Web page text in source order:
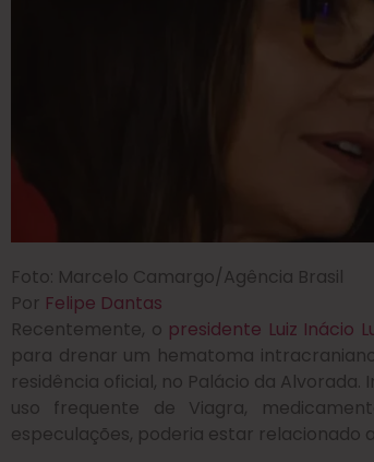
Foto: Marcelo Camargo/Agência Brasil
Por Felipe Dantas
Recentemente, o presidente Luiz Inácio
para drenar um hematoma
residência oficial, no Palácio da
uso frequente de Viagra,
especulações, poderia estar relacionado